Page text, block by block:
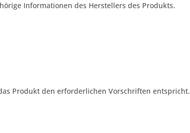
Informationen des Herstellers des Produkts.
Produkt den erforderlichen Vorschriften entspricht.